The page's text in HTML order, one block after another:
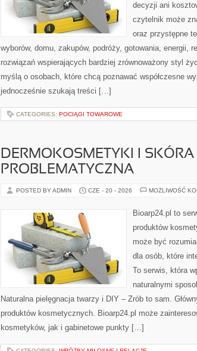
decyzji ani
czytelnik może
oraz przystępne
wyborów, domu, zakupów, podróży, gotowania, energii,
rozwiązań wspierających bardziej zrównoważony styl
myślą o osobach, które chcą poznawać współczesne
jednocześnie szukają treści […]
CATEGORIES: POCIĄGI TOWAROWE
DERMOKOSMETYKI I SKÓRA
PROBLEMATYCZNA
POSTED BY ADMIN CZE - 20 - 2026 MOŻLIWOŚĆ
Bioarp24.pl to
produktów
może być
dla osób, które
To serwis, która
naturalnymi
Naturalna pielęgnacja twarzy i DIY – Zrób to sam.
produktów kosmetycznych. Bioarp24.pl może
kosmetyków, jak i gabinetowe punkty […]